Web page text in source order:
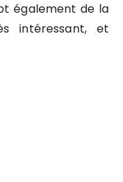
également de la
intéressant, et